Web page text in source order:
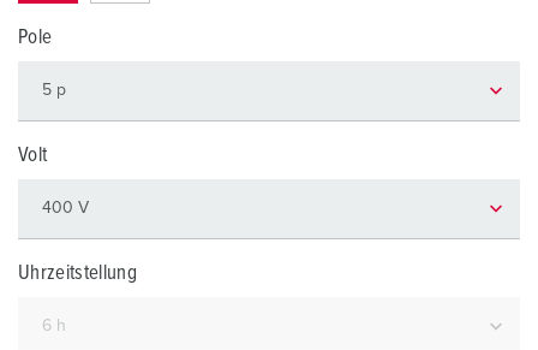
Pole
Volt
Uhrzeitstellung